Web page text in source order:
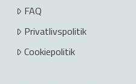
FAQ
Privatlivspolitik
Cookiepolitik